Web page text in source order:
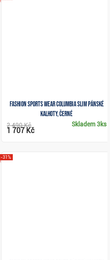
Fashion Sports Wear COLUMBIA slim pánské
kalhoty, černé
Skladem3ks
2 490 Kč
1 707 Kč
-31%